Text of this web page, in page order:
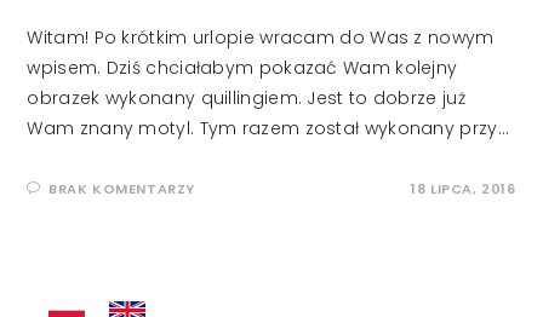
Witam! Po krótkim urlopie wracam do Was z nowym
wpisem. Dziś chciałabym pokazać Wam kolejny
obrazek wykonany quillingiem. Jest to dobrze już
Wam znany motyl. Tym razem został wykonany przy…
BRAK KOMENTARZY 18 LIPCA, 2016